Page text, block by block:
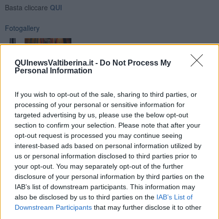
QUInewsValtiberina.it - Do Not Process My
Personal Information
If you wish to opt-out of the sale, sharing to third parties, or
processing of your personal or sensitive information for
targeted advertising by us, please use the below opt-out
section to confirm your selection. Please note that after your
opt-out request is processed you may continue seeing
interest-based ads based on personal information utilized by
us or personal information disclosed to third parties prior to
your opt-out. You may separately opt-out of the further
disclosure of your personal information by third parties on the
IAB’s list of downstream participants. This information may
also be disclosed by us to third parties on the IAB’s List of
Downstream Participants that may further disclose it to other
Basta cliccare QUI
Fotogallery
Ti potrebbe interessare anche:
Articoli dal Blog “Vignaioli e vini” di Nadio Stronchi
​Che “Odissea sia”
Scuola di vita e creatività
​La volontà di essere “primi”
Norme viticole e enologiche che miglioreranno la qualità
​I vini della Maremma si stanno arricchendo
Vino, il clima ci mette alle “corde”
Il terroir necessario per il vino del futuro
​Vino di uva di Malvasia Istriana: in Maremma usata poco
​Libreria antiquaria e il “vino scritto”